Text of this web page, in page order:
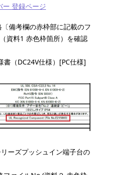
登録ページ
備考欄の赤枠部に記載のフ
資料1 赤色枠箇所）を確認
書（DC24V仕様）[PC仕様]
ーズプッシュイン端子台の